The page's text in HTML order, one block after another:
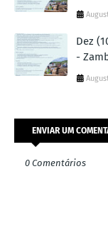
Dez
-
ENVIAR UM
0 Comentários